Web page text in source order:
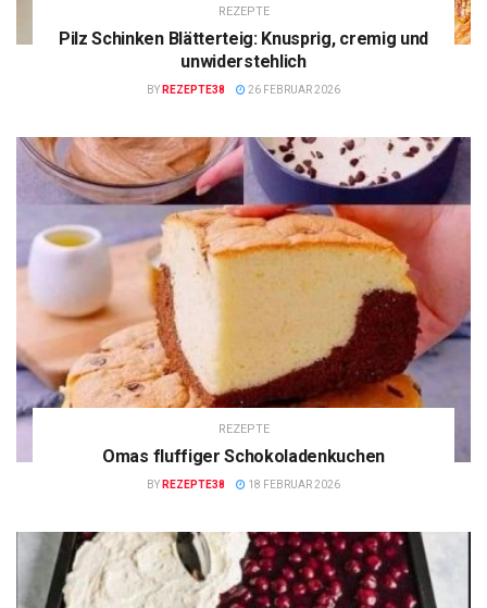
REZEPTE
Pilz Schinken Blätterteig: Knusprig, cremig und
unwiderstehlich
BY REZEPTE38 26 FEBRUAR 2026
REZEPTE
Omas fluffiger Schokoladenkuchen
BY REZEPTE38 18 FEBRUAR 2026